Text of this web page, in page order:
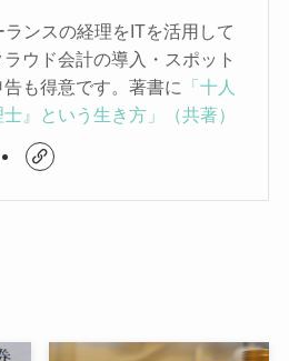
ンスの経理をITを活用して
ウド会計の導入・スポット
も得意です。著書に
「十人
』という生き方」（共著）